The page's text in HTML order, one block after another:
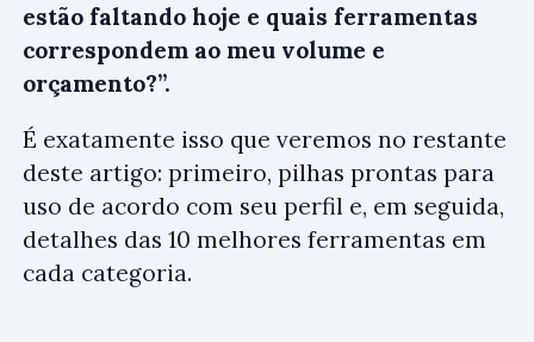
estão faltando hoje e quais ferramentas
correspondem ao meu volume e
orçamento?”.
É exatamente isso que veremos no restante
deste artigo: primeiro, pilhas prontas para
uso de acordo com seu perfil e, em seguida,
detalhes das 10 melhores ferramentas em
cada categoria.